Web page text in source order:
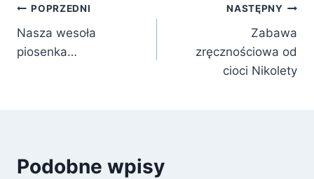
Nawigacja
wpisu
POPRZEDNI
Nasza wesoła
piosenka…
NASTĘPNY
Zabawa
zręcznościowa od
cioci Nikolety
Podobne wpisy